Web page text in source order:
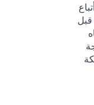
قبل